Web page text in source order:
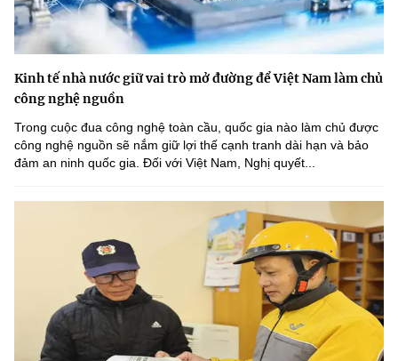
Kinh tế nhà nước giữ vai trò mở đường để Việt Nam làm chủ
công nghệ nguồn
Trong cuộc đua công nghệ toàn cầu, quốc gia nào làm chủ được
công nghệ nguồn sẽ nắm giữ lợi thế cạnh tranh dài hạn và bảo
đảm an ninh quốc gia. Đối với Việt Nam, Nghị quyết...